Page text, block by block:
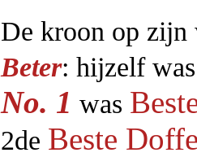
De kroon op
Beter: hijzelf
No. 1 was
2de Beste